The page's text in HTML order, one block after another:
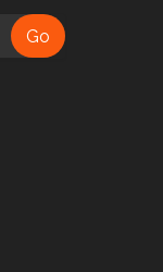
Go